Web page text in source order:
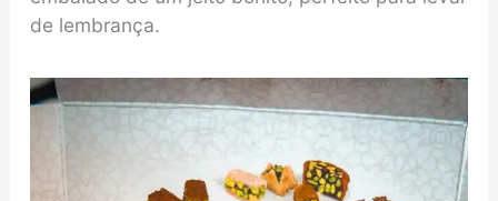
de lembrança.